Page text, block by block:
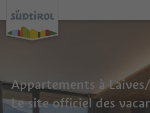
Appartements à
Le site officiel des